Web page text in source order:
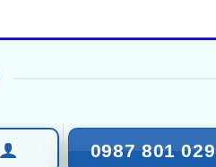
0987 801 029